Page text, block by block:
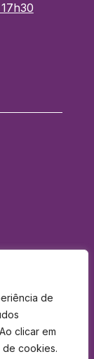
de
clicar em
de cookies.